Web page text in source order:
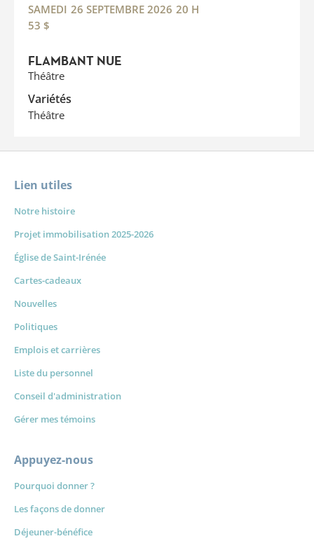
FLAMBANT NUE
Théâtre
Variétés
Théâtre
SAMEDI 26 SEPTEMBRE 2026 20 H
53 $
Lien utiles
Notre histoire
Projet immobilisation 2025-2026
Église de Saint-Irénée
Cartes-cadeaux
Nouvelles
Politiques
Emplois et carrières
Liste du personnel
Conseil d'administration
Gérer mes témoins
Appuyez-nous
Pourquoi donner ?
Les façons de donner
Déjeuner-bénéfice